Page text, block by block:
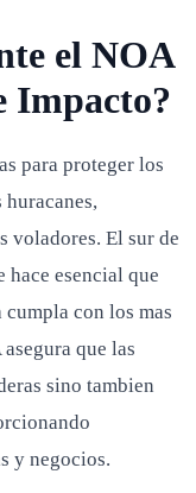
el NOA
Impacto?
para proteger los
voladores. El sur de
hace esencial que
con los mas
que las
sino tambien
y negocios.